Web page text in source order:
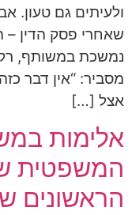
ולעיתים גם טעון.
שאחרי פסק הדין
נמשכת במשותף,
מסביר: “אין דבר
אצל […]
אלימות
המשפטית
הראשונים